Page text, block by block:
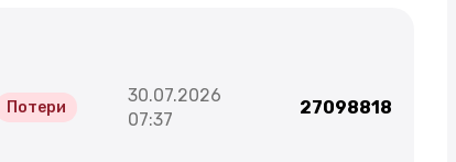
Потери
30.07.2026
07:37
27098818